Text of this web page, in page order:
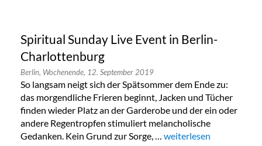
Spiritual Sunday Live Event in Berlin-
Charlottenburg
Berlin, Wochenende, 12. September 2019
So langsam neigt sich der Spätsommer dem Ende zu:
das morgendliche Frieren beginnt, Jacken und Tücher
finden wieder Platz an der Garderobe und der ein oder
andere Regentropfen stimuliert melancholische
Gedanken. Kein Grund zur Sorge, … „Spiritual Sunday Live
weiterlesen